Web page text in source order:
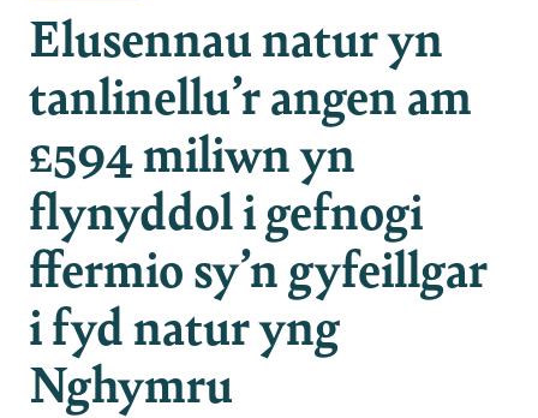
Elusennau natur yn
tanlinellu’r angen am
£594 miliwn yn
flynyddol i gefnogi
ffermio sy’n gyfeillgar
i fyd natur yng
Nghymru